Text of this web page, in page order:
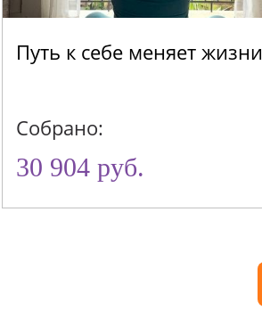
Путь к себе меняет жизни
Собрано:
30 904 руб.